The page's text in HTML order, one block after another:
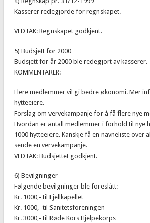
Kasserer redegjorde for regnskapet.
VEDTAK: Regnskapet godkjent.
5) Budsjett for 2000
Budsjett for år 2000 ble redegjort av kasserer.
KOMMENTARER:
Flere medlemmer vil gi bedre økonomi. Mer
hytteeiere.
Forslag om vervekampanje for å få flere nye
Hvordan er antall medlemmer i forhold til nye
1000 hytteeiere. Kanskje få en navneliste over
sende en vervekampanje.
VEDTAK: Budsjettet godkjent.
6) Bevilgninger
Følgende bevilgninger ble foreslått:
Kr. 1000,- til Fjellkapellet
Kr. 1000,- til Sanitetsforeningen
Kr. 3000,- til Røde Kors Hjelpekorps